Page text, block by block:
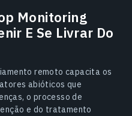
Monitoring
E Se Livrar Do
remoto capacita os
abióticos que
o processo de
e do tratamento